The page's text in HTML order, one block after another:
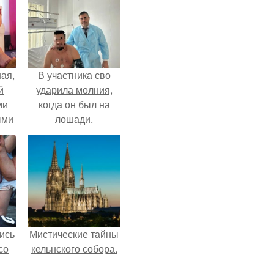
В участника сво
ударила молния,
когда он был на
лошади.
Мистические тайны
кельнского собора.